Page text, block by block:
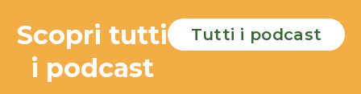
Scopri tutti
i podcast
Tutti i podcast